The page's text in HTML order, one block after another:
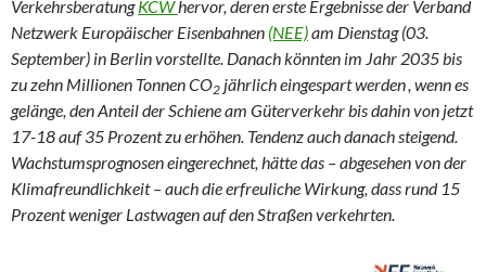
VerkehrsberatungKCWhervor, deren erste Ergebnisse der Verband
Netzwerk Europäischer Eisenbahnen (NEE)am Dienstag (03.
September) in Berlin vorstellte. Danach könnten im Jahr 2035 bis
zu zehn Millionen Tonnen CO2 jährlich eingespart werden, wenn es
gelänge, den Anteil der Schiene am Güterverkehr bis dahin von jetzt
17-18 auf 35 Prozent zu erhöhen. Tendenz auch danach steigend.
Wachstumsprognosen eingerechnet, hätte das – abgesehen von der
Klimafreundlichkeit – auch die erfreuliche Wirkung, dass rund 15
Prozent weniger Lastwagen auf den Straßen verkehrten.